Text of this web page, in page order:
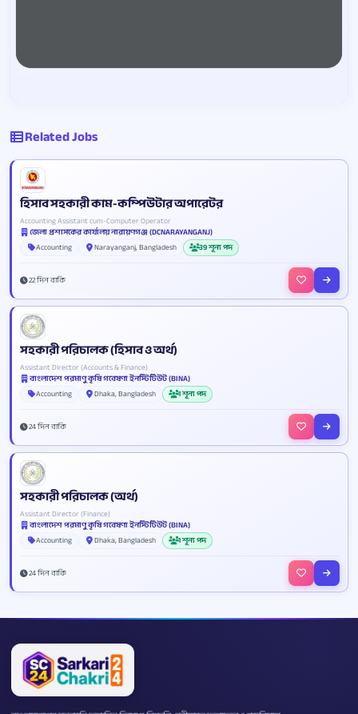
Related Jobs
হিসাব সহকারী কাম-কম্পিউটার অপারেটর
Accounting Assistant cum-Computer Operator
জেলা প্রশাসকের কার্যালয় নারায়ণগঞ্জ (DCNARAYANGANJ)
Accounting
Narayanganj, Bangladesh 39 শূন্য পদ
22 দিন বাকি
সহকারী পরিচালক (হিসাব ও অর্থ)
Assistant Director (Accounts & Finance)
বাংলাদেশ পরমাণু কৃষি গবেষণা ইনস্টিটিউট (BINA)
Accounting
Dhaka, Bangladesh 1 শূন্য পদ
24 দিন বাকি
সহকারী পরিচালক (অর্থ)
Assistant Director (Finance)
বাংলাদেশ পরমাণু কৃষি গবেষণা ইনস্টিটিউট (BINA)
Accounting
Dhaka, Bangladesh 1 শূন্য পদ
24 দিন বাকি